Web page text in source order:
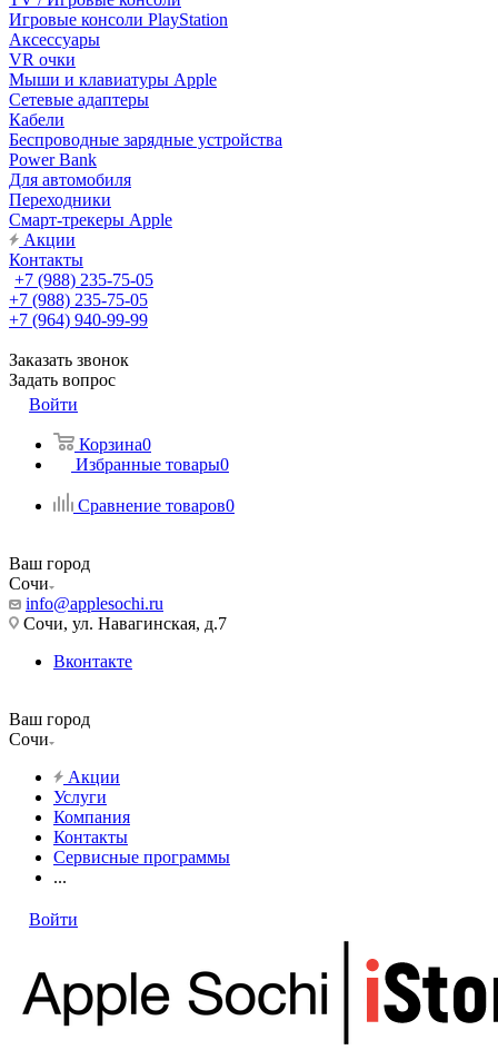
Игровые консоли PlayStation
Аксессуары
VR очки
Мыши и клавиатуры Apple
Сетевые адаптеры
Кабели
Беспроводные зарядные устройства
Power Bank
Для автомобиля
Переходники
Смарт-трекеры Apple
Акции
Контакты
+7 (988) 235-75-05
+7 (988) 235-75-05
+7 (964) 940-99-99
Заказать звонок
Задать вопрос
Войти
Корзина0
Избранные товары0
Сравнение товаров0
Ваш город
Сочи
info@applesochi.ru
Сочи, ул. Навагинская, д.7
Вконтакте
Ваш город
Сочи
Акции
Услуги
Компания
Контакты
Сервисные программы
...
Войти